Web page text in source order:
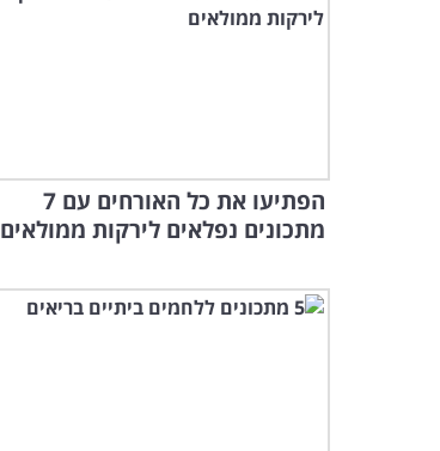
הפתיעו את כל האורחים עם 7
מתכונים נפלאים לירקות ממולאים